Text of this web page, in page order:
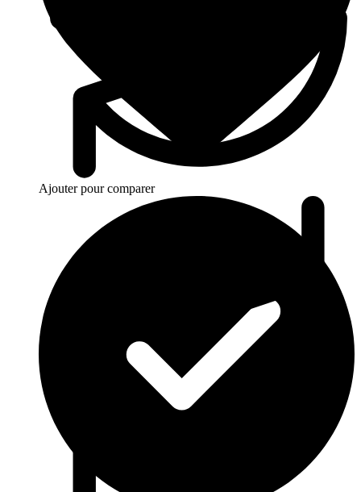
Ajouter pour comparer